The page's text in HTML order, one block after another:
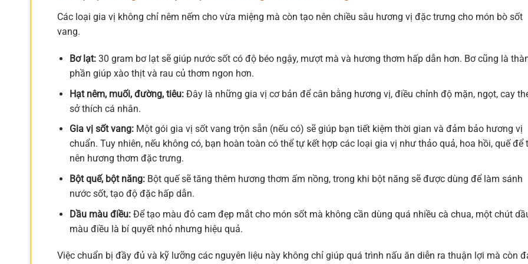
Các loại gia vị không chỉ nêm nếm cho vừa miệng mà còn tạo nên chiều sâu hương vị đặc trưng cho món bò sốt
vang.
Bơ lạt:30 gram bơ lạt sẽ giúp nước sốt có độ béo ngậy, mượt mà và hương thơm hấp dẫn hơn. Bơ cũng là
phần giúp xào thịt và rau củ thơm ngon hơn.
Hạt nêm, muối, đường, tiêu:Đây là những gia vị cơ bản để cân bằng hương vị, điều chỉnh độ mặn, ngọt, cay
sở thích cá nhân.
Gia vị sốt vang:Một gói gia vị sốt vang trộn sẵn (nếu có) sẽ giúp bạn tiết kiệm thời gian và đảm bảo hương vị
chuẩn. Tuy nhiên, nếu không có, bạn hoàn toàn có thể tự kết hợp các loại gia vị như thảo quả, hoa hồi, quế để
nên hương thơm đặc trưng.
Bột quế, bột năng:Bột quế sẽ tăng thêm hương thơm ấm nồng, trong khi bột năng sẽ được dùng để làm sánh
nước sốt, tạo độ đặc hấp dẫn.
Dầu màu điều:Để tạo màu đỏ cam đẹp mắt cho món sốt mà không cần dùng quá nhiều cà chua, một chút
màu điều là bí quyết nhỏ nhưng hiệu quả.
Việc chuẩn bị đầy đủ và kỹ lưỡng các nguyên liệu này không chỉ giúp quá trình nấu ăn diễn ra thuận lợi mà còn